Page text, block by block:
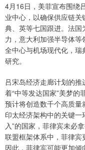
4月16日，美菲宣布围绕
业中心，以确保供应链
典、英等七国跟进。法
力，意大利加强半导体
全中心与机场现代化，
研究。
吕宋岛经济走廊计划的
着“中等发达国家”美梦的
预计将创造数千个高质
印太经济架构中的关键
入”的国家，菲律宾未必
联盟框架体系中，菲律宾
因此，菲律宾可能更加倾